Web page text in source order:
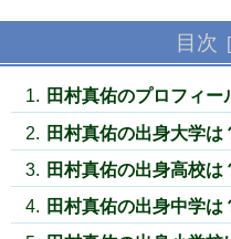
目次
田村真佑のプロフィー
田村真佑の出身大学は
田村真佑の出身高校は
田村真佑の出身中学は